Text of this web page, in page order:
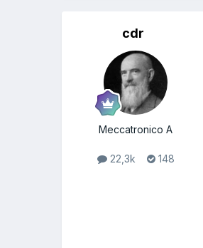
cdr
Meccatronico A
22,3k 148